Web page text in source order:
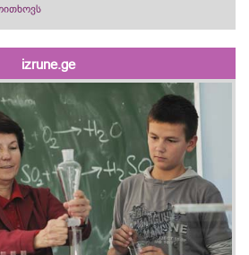
izrune.ge